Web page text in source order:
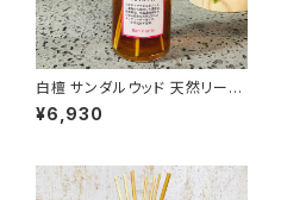
白檀 サンダルウッド 天然リード
ディフューザー 328ml
¥6,930